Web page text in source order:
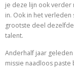
je deze lijn ook verder
in. Ook in het
grootste deel dezelfde
talent.
Anderhalf jaar geleden
missie naadloos paste